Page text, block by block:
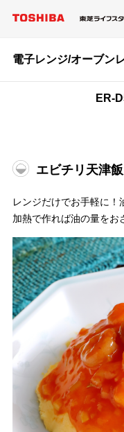
電子レンジ/オーブン
ER-
エビチリ天津飯
レンジだけでお手軽に！
加熱で作れば油の量をお